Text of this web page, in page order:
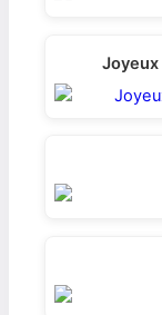
Joyeux